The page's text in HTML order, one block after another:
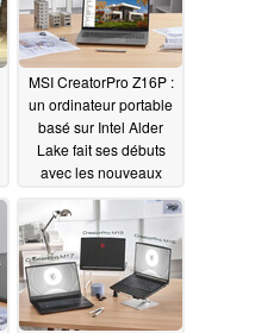
MSI CreatorPro Z16P :
un ordinateur portable
basé sur Intel Alder
Lake fait ses débuts
avec les nouveaux
GPU NVIDIA RTX
A3000 et RTX A5500
03/25/2022